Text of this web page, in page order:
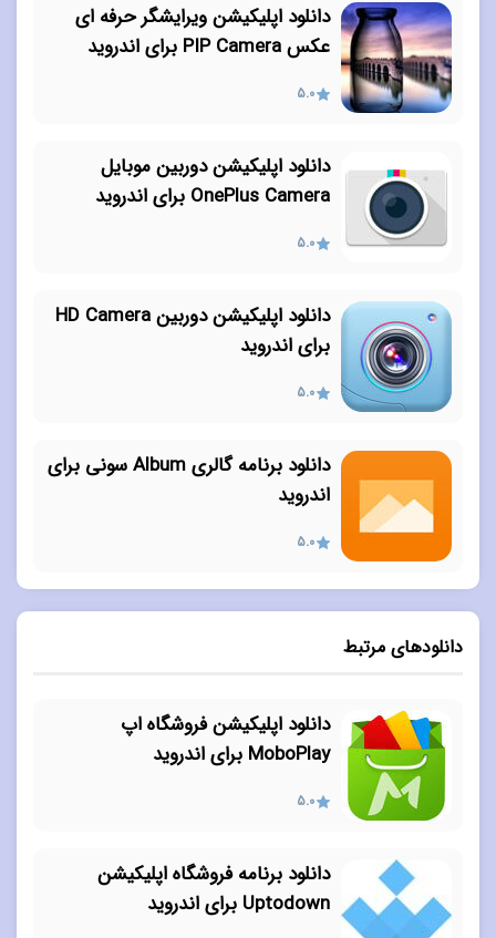
دانلودهای مرتبط
دانلود اپلیکیشن فروشگاه اپ
MoboPlay برای اندروید
5.0
دانلود برنامه فروشگاه اپلیکیشن
Uptodown برای اندروید
دانلود اپلیکیشن ویرایشگر حرفه ای
عکس PIP Camera برای اندروید
5.0
دانلود اپلیکیشن دوربین موبایل
OnePlus Camera برای اندروید
5.0
دانلود اپلیکیشن دوربین HD Camera
برای اندروید
5.0
دانلود برنامه گالری Album سونی برای
اندروید
5.0